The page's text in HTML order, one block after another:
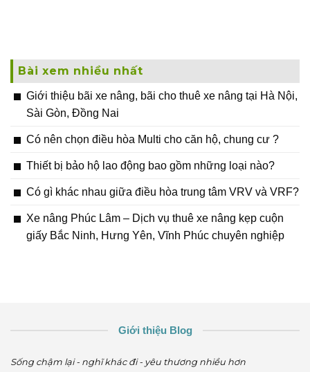
Bài xem nhiều nhất
Giới thiệu bãi xe nâng, bãi cho thuê xe nâng tại Hà Nội,
Sài Gòn, Đồng Nai
Có nên chọn điều hòa Multi cho căn hộ, chung cư ?
Thiết bị bảo hộ lao động bao gồm những loại nào?
Có gì khác nhau giữa điều hòa trung tâm VRV và VRF?
Xe nâng Phúc Lâm – Dịch vụ thuê xe nâng kẹp cuộn
giấy Bắc Ninh, Hưng Yên, Vĩnh Phúc chuyên nghiệp
Giới thiệu Blog
Sống chậm lại - nghĩ khác đi - yêu thương nhiều hơn